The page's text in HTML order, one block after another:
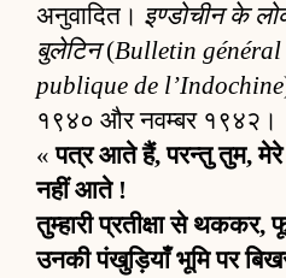
अनुवादित। इण्डोचीन के
बुलेटिन(Bulletin
publique de l’Indochine
१९४० और नवम्बर १९४२।
«पत्र आते हैं, परन्तु तुम, मेरे
नहीं आते !
तुम्हारी प्रतीक्षा से
उनकी पंखुड़ियाँ भूमि पर